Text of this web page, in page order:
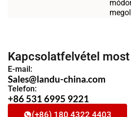
Kapcsolatfelvétel most
E-mail:
Sales@landu-china.com
Telefon:
+86 531 6995 9221
(+86) 180 4322 4403